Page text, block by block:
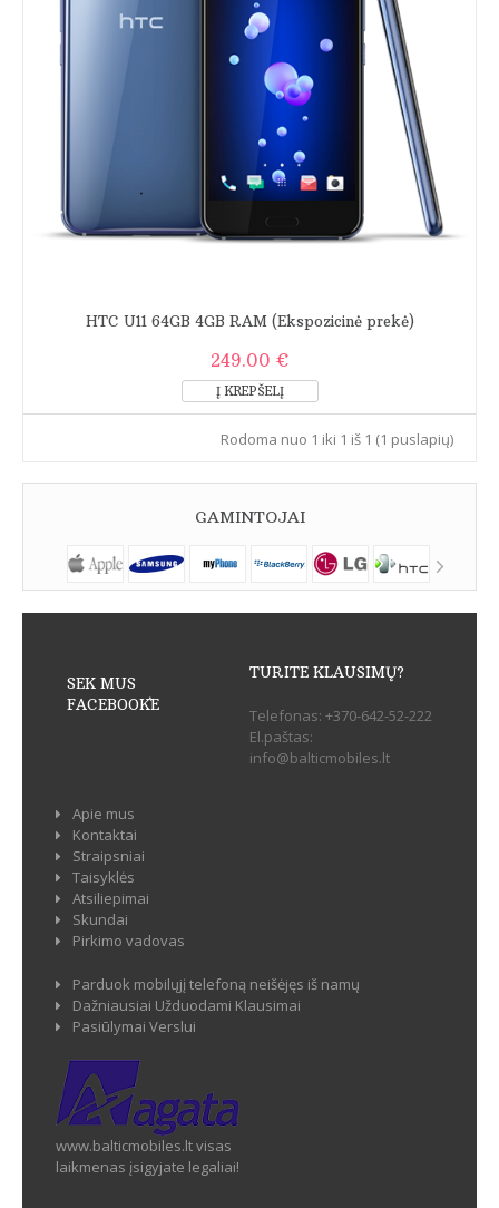
HTC U11 64GB 4GB RAM (Ekspozicinė prekė)
249.00 €
Rodoma nuo 1 iki 1 iš 1 (1 puslapių)
GAMINTOJAI
SEK MUS
FACEBOOK`E
TURITE KLAUSIMŲ?
Telefonas: +370-642-52-222
El.paštas:
info@balticmobiles.lt
Apie mus
Kontaktai
Straipsniai
Taisyklės
Atsiliepimai
Skundai
Pirkimo vadovas
Parduok mobilųjį telefoną neišėjęs iš namų
Dažniausiai Užduodami Klausimai
Pasiūlymai Verslui
www.balticmobiles.lt visas
laikmenas įsigyjate legaliai!